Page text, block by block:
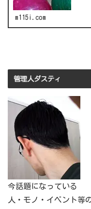
m115i.com
管理人ダスティ
今話題になっている
人・モノ・イベント等